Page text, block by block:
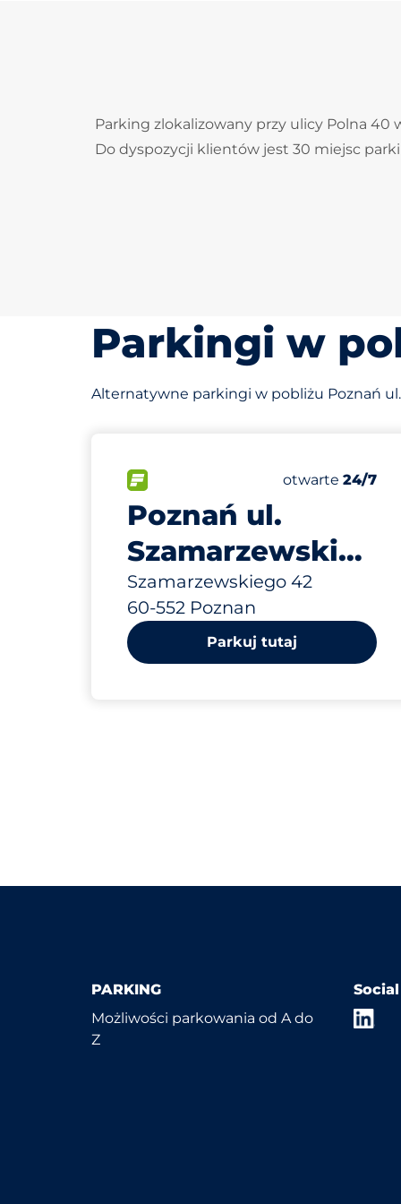
Parking zlokalizowany przy ulicy Polna 40
Do dyspozycji klientów jest 30 miejsc
Parkingi w
Alternatywne parkingi w pobliżu Poznań
Poznań ul.
Szamarzewskiego
42
Szamarzewskiego 42
60-552 Poznan
Liczba miejsc
Całkowita
Czwartek&nbsp
otwarte 24/7
52 m
Parkuj tutaj
PARKING
Możliwości parkowania od A do
Z